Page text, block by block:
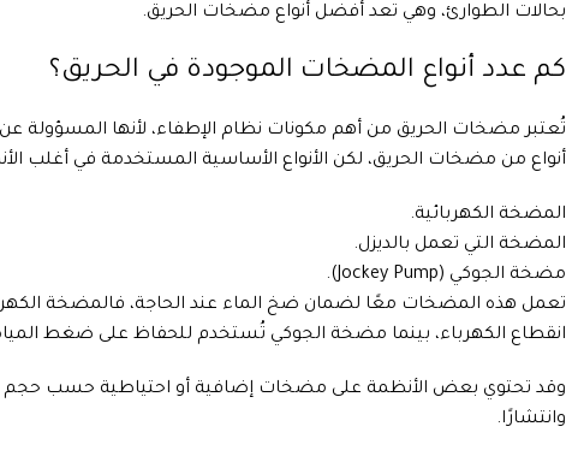
بحالات الطوارئ، وهي تعد أفضل أنواع مضخات الحريق.
كم عدد أنواع المضخات الموجودة في الحريق؟
تُعتبر مضخات الحريق من أهم مكونات نظام الإطفاء، لأنها المسؤولة
أنواع من مضخات الحريق، لكن الأنواع الأساسية المستخدمة في أغلب
المضخة الكهربائية.
المضخة التي تعمل بالديزل.
مضخة الجوكي (Jockey Pump).
تعمل هذه المضخات معًا لضمان ضخ الماء عند الحاجة، فالمضخة
انقطاع الكهرباء، بينما مضخة الجوكي تُستخدم للحفاظ على ضغط
وقد تحتوي بعض الأنظمة على مضخات إضافية أو احتياطية حسب حجم
وانتشارًا.